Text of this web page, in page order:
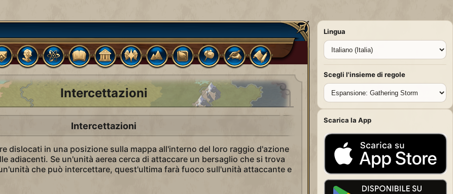
Intercettazioni
Intercettazioni
dislocati in una posizione sulla mappa all'interno del loro raggio d'azione
adiacenti. Se un'unità aerea cerca di attaccare un bersaglio che si trova
che può intercettare, quest'ultima farà fuoco sull'unità attaccante e
Lingua
Scegli l'insieme di regole
Scarica la App